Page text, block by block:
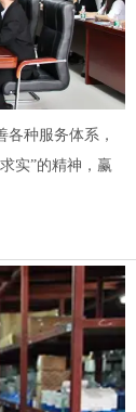
种服务体系，
实”的精神，赢